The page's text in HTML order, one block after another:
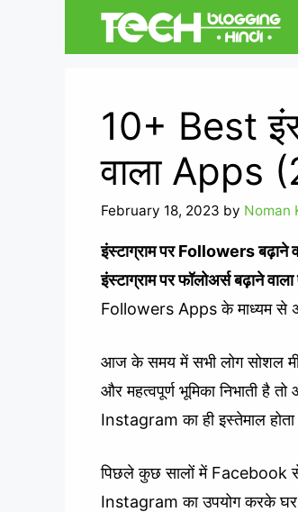
10+ Best
वाला Apps
February 18, 2023 by Noman
इंस्टाग्राम पर Followers बढ़ाने
इंस्टाग्राम पर फॉलोअर्स बढ़ाने वाला
Followers Apps के माध्यम से
आज के समय में सभी लोग सोशल
और महत्वपूर्ण भूमिका निभाती है
Instagram का ही इस्तेमाल होता
पिछले कुछ सालों में Facebook से
Instagram का उपयोग करके